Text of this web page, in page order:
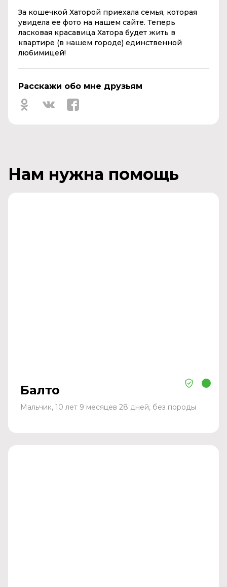
За кошечкой Хаторой приехала семья, которая
увидела ее фото на нашем сайте. Теперь
ласковая красавица Хатора будет жить в
квартире (в нашем городе) единственной
любимицей!
Расскажи обо мне друзьям
Нам нужна помощь
Балто
Мальчик, 10 лет 9 месяцев 28 дней, без породы